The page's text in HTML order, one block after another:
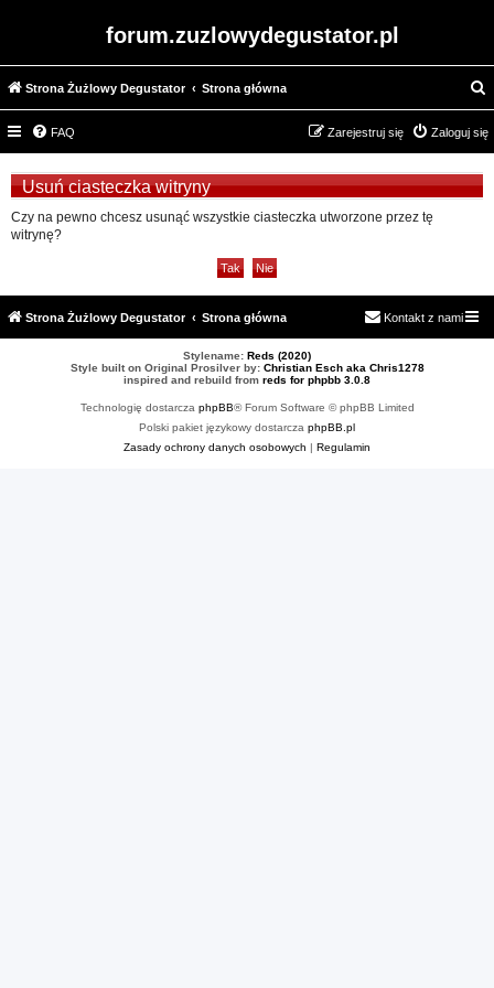
forum.zuzlowydegustator.pl
Strona Żużlowy Degustator Strona główna
z
u
FAQ Zaloguj się
Zarejestruj się
Usuń ciasteczka witryny
Czy na pewno chcesz usunąć wszystkie ciasteczka utworzone przez tę
witrynę?
Strona Żużlowy Degustator Strona główna Kontakt z nami
Stylename: Reds (2020)
Style built on Original Prosilver by: Christian Esch aka Chris1278
inspired and rebuild from reds for phpbb 3.0.8
Technologię dostarcza phpBB® Forum Software © phpBB Limited
Polski pakiet językowy dostarcza phpBB.pl
Zasady ochrony danych osobowych | Regulamin